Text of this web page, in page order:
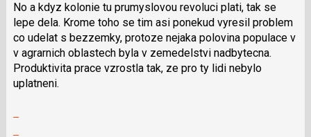
pro
předchozí
nový
názor
No a kdyz kolonie tu prumyslovou revoluci plati, tak se
lepe dela. Krome toho se tim asi ponekud vyresil problem
co udelat s bezzemky, protoze nejaka polovina populace v
v agrarnich oblastech byla v zemedelstvi nadbytecna.
Produktivita prace vzrostla tak, ze pro ty lidi nebylo
uplatneni.